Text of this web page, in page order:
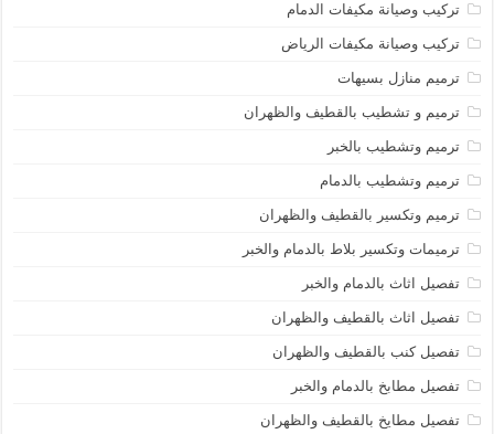
تركيب وصيانة مكيفات الدمام
تركيب وصيانة مكيفات الرياض
ترميم منازل بسيهات
ترميم و تشطيب بالقطيف والظهران
ترميم وتشطيب بالخبر
ترميم وتشطيب بالدمام
ترميم وتكسير بالقطيف والظهران
ترميمات وتكسير بلاط بالدمام والخبر
تفصيل اثاث بالدمام والخبر
تفصيل اثاث بالقطيف والظهران
تفصيل كنب بالقطيف والظهران
تفصيل مطابخ بالدمام والخبر
تفصيل مطايخ بالقطيف والظهران